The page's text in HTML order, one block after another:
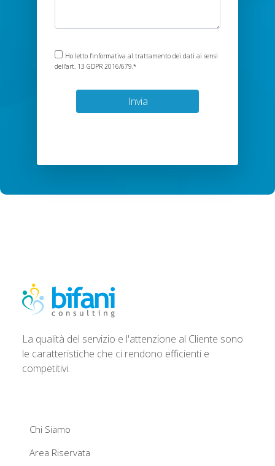
Ho letto l'informativa al trattamento dei dati ai sensi
dell'art. 13 GDPR 2016/679.*
La qualità del servizio e l'attenzione al Cliente sono
le caratteristiche che ci rendono efficienti e
competitivi.
Chi Siamo
Area Riservata